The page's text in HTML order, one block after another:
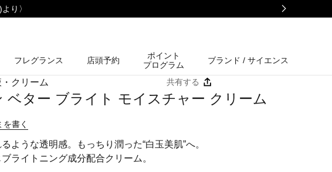
り〉
フレグランス 店頭予約
ポイント
プログラム
ブランド / サイエンス
クリーム
ベター ブライト モイスチャー クリーム
書く
ような透明感。もっちり潤った“白玉美肌”へ。
ライトニング成分配合クリーム。
共有する